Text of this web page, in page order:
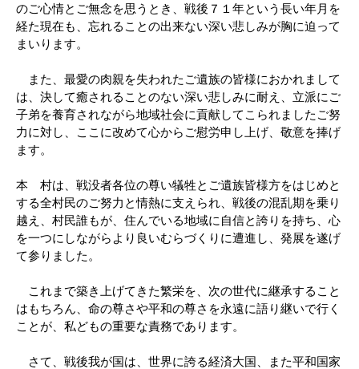
のご心情とご無念を思うとき、戦後７１年という長い年月を
経た現在も、忘れることの出来ない深い悲しみが胸に迫って
まいります。
また、最愛の肉親を失われたご遺族の皆様におかれまして
は、決して癒されることのない深い悲しみに耐え、立派にご
子弟を養育されながら地域社会に貢献してこられましたご努
力に対し、ここに改めて心からご慰労申し上げ、敬意を捧げ
ます。
本 村は、戦没者各位の尊い犠牲とご遺族皆様方をはじめと
する全村民のご努力と情熱に支えられ、戦後の混乱期を乗り
越え、村民誰もが、住んでいる地域に自信と誇りを持ち、心
を一つにしながらより良いむらづくりに遭進し、発展を遂げ
て参りました。
これまで築き上げてきた繁栄を、次の世代に継承すること
はもちろん、命の尊さや平和の尊さを永遠に語り継いで行く
ことが、私どもの重要な責務であります。
さて、戦後我が国は、世界に誇る経済大国、また平和国家